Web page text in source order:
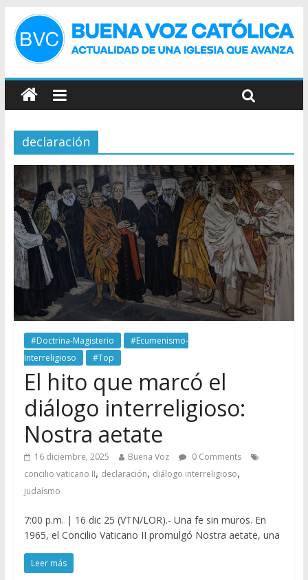
declaración
#Doctrina-Magisterio
#Ecumenismo-
Interreligioso
#Top
El hito que marcó el
diálogo interreligioso:
Nostra aetate
16 diciembre, 2025 Buena Voz
0 Comments
concilio vaticano II, declaración, diálogo interreligioso,
judaísmo
7:00 p.m. | 16 dic 25 (VTN/LOR).- Una fe sin muros. En
1965, el Concilio Vaticano II promulgó Nostra aetate, una
Leer más